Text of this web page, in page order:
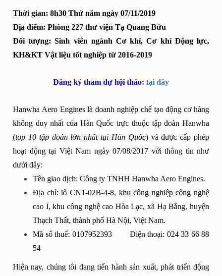
Thời gian: 8h30 Thứ năm ngày 07/11/2019
Địa điểm: Phòng 227 thư viện Tạ Quang Bửu
Đối tượng: Sinh viên ngành Cơ khí, Cơ khí Động lực,
KH&KT Vật liệu tốt nghiệp từ 2016-2019
Đăng ký tham dự hội thảo: tại đây
Hanwha Aero Engines là doanh nghiệp chế tạo động cơ hàng
không duy nhất của Hàn Quốc trực thuộc tập đoàn Hanwha
(top 10 tập đoàn lớn nhất tại Hàn Quốc) và được cấp phép
hoạt động tại Việt Nam ngày 07/08/2017 với thông tin như
dưới đây:
Tên giao dịch: Công ty TNHH Hanwha Aero Engines.
Địa chỉ: lô CN1-02B-4-8, khu công nghiệp công nghệ
cao I, khu công nghệ cao Hòa Lạc, xã Hạ Bằng, huyện
Thạch Thất, thành phố Hà Nội, Việt Nam.
Mã số thuế: 0107952393 Điện thoại: 024 33 66 88
54
Hiện nay, chúng tôi đang tiến hành sản xuất, phát triển động